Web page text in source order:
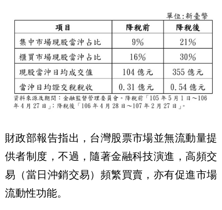
財政部報告指出，台灣股票市場並無流動量提
供者制度，不過，隨著金融科技演進，高頻交
易（當日沖銷交易）頻繁買賣，亦有促進市場
流動性功能。